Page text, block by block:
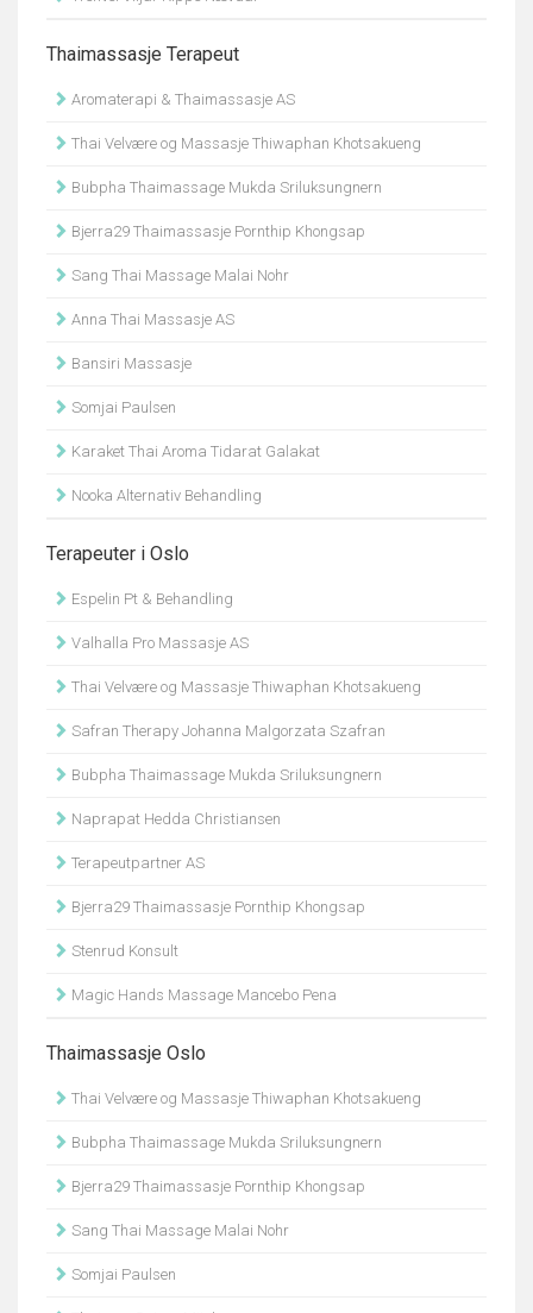
Thaimassasje Terapeut
Aromaterapi & Thaimassasje AS
Thai Velvære og Massasje Thiwaphan Khotsakueng
Bubpha Thaimassage Mukda Sriluksungnern
Bjerra29 Thaimassasje Pornthip Khongsap
Sang Thai Massage Malai Nohr
Anna Thai Massasje AS
Bansiri Massasje
Somjai Paulsen
Karaket Thai Aroma Tidarat Galakat
Nooka Alternativ Behandling
Terapeuter i Oslo
Espelin Pt & Behandling
Valhalla Pro Massasje AS
Thai Velvære og Massasje Thiwaphan Khotsakueng
Safran Therapy Johanna Malgorzata Szafran
Bubpha Thaimassage Mukda Sriluksungnern
Naprapat Hedda Christiansen
Terapeutpartner AS
Bjerra29 Thaimassasje Pornthip Khongsap
Stenrud Konsult
Magic Hands Massage Mancebo Pena
Thaimassasje Oslo
Thai Velvære og Massasje Thiwaphan Khotsakueng
Bubpha Thaimassage Mukda Sriluksungnern
Bjerra29 Thaimassasje Pornthip Khongsap
Sang Thai Massage Malai Nohr
Somjai Paulsen